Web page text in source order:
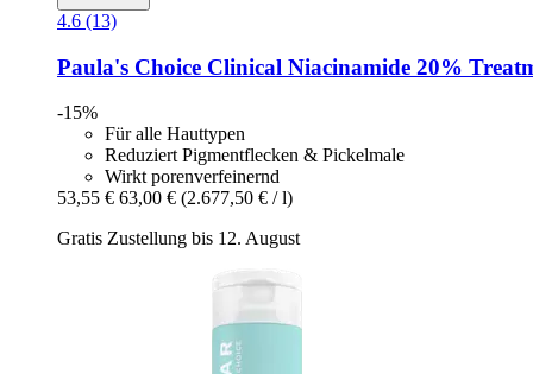
4.6 (13)
Paula's Choice Clinical Niacinamide 20%
-15%
Für alle Hauttypen
Reduziert Pigmentflecken & Pickelmale
Wirkt porenverfeinernd
53,55 € 63,00 € (2.677,50 € / l)
Gratis Zustellung bis 12. August